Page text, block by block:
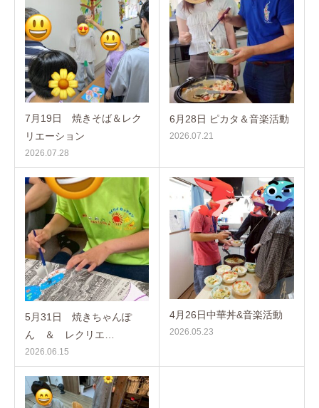
7月19日 焼きそば＆レク
リエーション
2026.07.28
6月28日 ピカタ＆音楽活動
2026.07.21
5月31日 焼きちゃんぽ
ん ＆ レクリエ…
2026.06.15
4月26日中華丼&音楽活動
2026.05.23